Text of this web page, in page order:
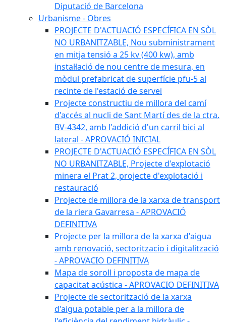
Diputació de Barcelona
Urbanisme - Obres
PROJECTE D'ACTUACIÓ ESPECÍFICA EN SÒL
NO URBANITZABLE, Nou subministrament
en mitja tensió a 25 kv (400 kw), amb
instal·lació de nou centre de mesura, en
mòdul prefabricat de superfície pfu-5 al
recinte de l'estació de servei
Projecte constructiu de millora del camí
d'accés al nucli de Sant Martí des de la ctra.
BV-4342, amb l'addició d'un carril bici al
lateral - APROVACIÓ INICIAL
PROJECTE D'ACTUACIÓ ESPECÍFICA EN SÒL
NO URBANITZABLE, Projecte d'explotació
minera el Prat 2, projecte d'explotació i
restauració
Projecte de millora de la xarxa de transport
de la riera Gavarresa - APROVACIÓ
DEFINITIVA
Projecte per la millora de la xarxa d'aigua
amb renovació, sectoritzacio i digitalització
- APROVACIO DEFINITIVA
Mapa de soroll i proposta de mapa de
capacitat acústica - APROVACIO DEFINITIVA
Projecte de sectorització de la xarxa
d'aigua potable per a la millora de